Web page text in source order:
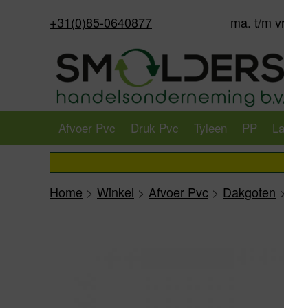
+31(0)85-0640877 ma. t/m
Afvoer Pvc Druk Pvc Tyleen PP
Home > Winkel > Afvoer Pvc > Dakgoten >